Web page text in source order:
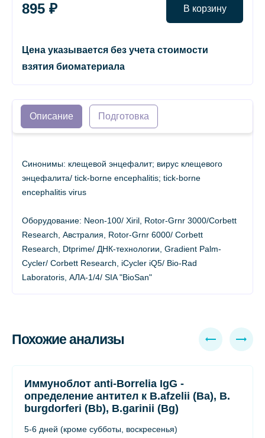
895 ₽ В корзину
Цена указывается без учета стоимости
взятия биоматериала
Описание Подготовка
Синонимы: клещевой энцефалит; вирус клещевого
энцефалита/ tick-borne encephalitis; tick-borne
encephalitis virus
Оборудование: Neon-100/ Xiril, Rotor-Grnr 3000/Corbett
Research, Австралия, Rotor-Grnr 6000/ Corbett
Research, Dtprime/ ДНК-технологии, Gradient Palm-
Cycler/ Corbett Research, iCycler iQ5/ Bio-Rad
Laboratoris, АЛА-1/4/ SIA "BioSan"
Похожие анализы
Иммуноблот anti-Borrelia IgG -
определение антител к B.afzelii (Ba), B.
burgdorferi (Bb), B.garinii (Bg)
5-6 дней (кроме субботы, воскресенья)